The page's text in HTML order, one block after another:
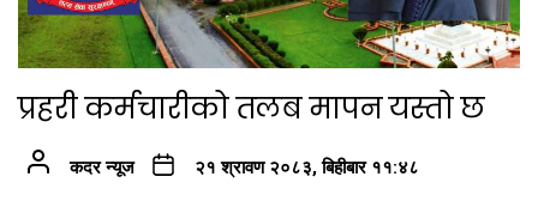
प्रहरी कर्मचारीको तलब मापन यस्तो छ
कदर न्यूज २१ श्रावण २०८३, बिहीबार ११:४८